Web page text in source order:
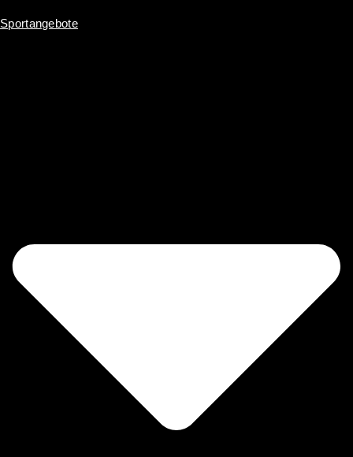
Sportangebote